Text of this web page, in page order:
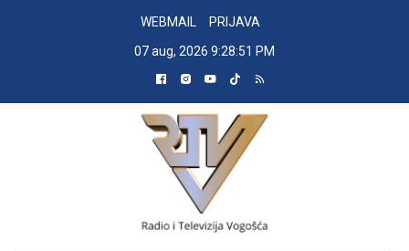
WEBMAIL
PRIJAVA
07 aug, 2026 9:28:52 PM